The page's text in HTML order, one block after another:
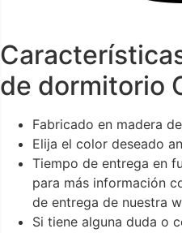
de dormitorio
Fabricado en madera
Elija el color deseado
Tiempo de entrega en
para más información
de entrega de nuestra
Si tiene alguna duda o